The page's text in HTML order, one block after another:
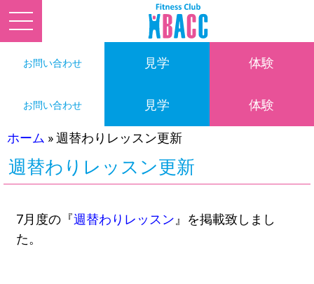
お問い合わせ 見学 体験
お問い合わせ 見学 体験
ホーム »週替わりレッスン更新
週替わりレッスン更新
7月度の『週替わりレッスン 』を掲載致しまし
た。